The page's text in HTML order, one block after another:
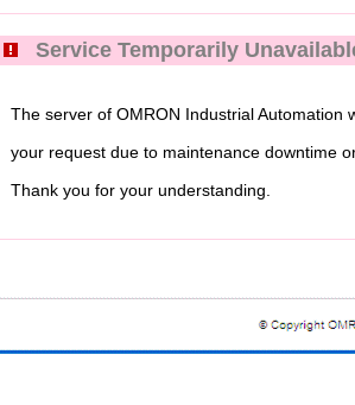
Service Temporarily
The server of OMRON Industrial Automation
your request due to maintenance downtime
Thank you for your understanding.